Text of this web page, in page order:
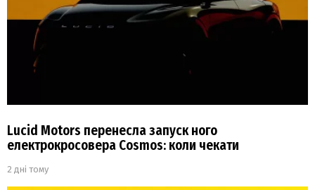
Lucid Motors перенесла запуск ного
електрокросовера Cosmos: коли чекати
2 дні тому